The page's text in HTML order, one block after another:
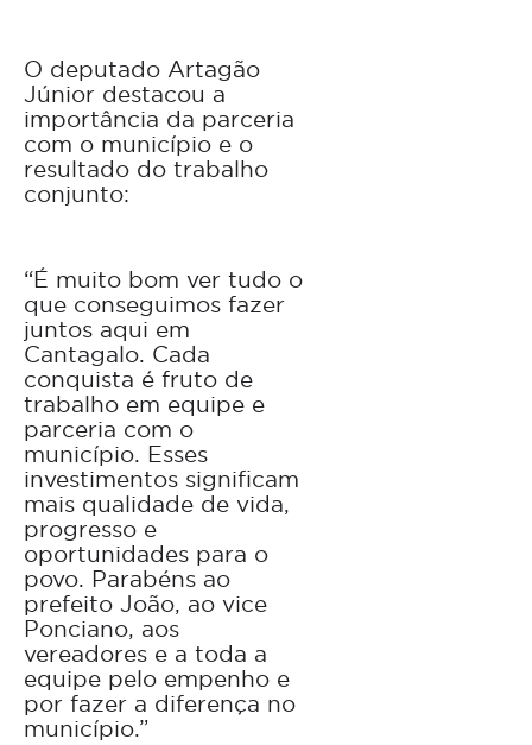
O deputado Artagão
Júnior destacou a
importância da parceria
com o município e o
resultado do trabalho
conjunto:
“É muito bom ver tudo o
que conseguimos fazer
juntos aqui em
Cantagalo. Cada
conquista é fruto de
trabalho em equipe e
parceria com o
município. Esses
investimentos significam
mais qualidade de vida,
progresso e
oportunidades para o
povo. Parabéns ao
prefeito João, ao vice
Ponciano, aos
vereadores e a toda a
equipe pelo empenho e
por fazer a diferença no
município.”